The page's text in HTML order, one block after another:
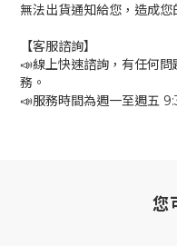
無法出貨通知給您，造成
【客服諮詢】
📣線上快速諮詢，有任何
務。
📣服務時間為週一至週五
您